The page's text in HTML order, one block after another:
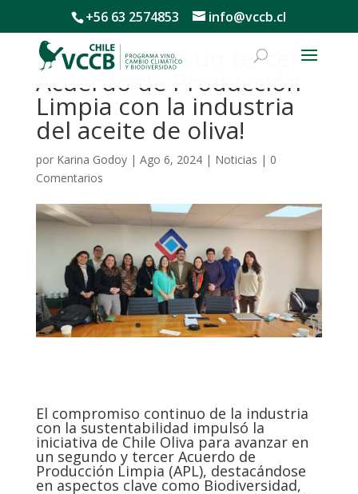
+56 63 2574853 info@vccb.cl
¡Avanzamos a un tercer
Acuerdo de Producción
Limpia con la industria
del aceite de oliva!
por Karina Godoy| Ago 6, 2024| Noticias | 0
Comentarios
El compromiso continuo de la industria
con la sustentabilidad impulsó la
iniciativa de Chile Oliva para avanzar en
un segundo y tercer Acuerdo de
Producción Limpia (APL), destacándose
en aspectos clave como Biodiversidad,